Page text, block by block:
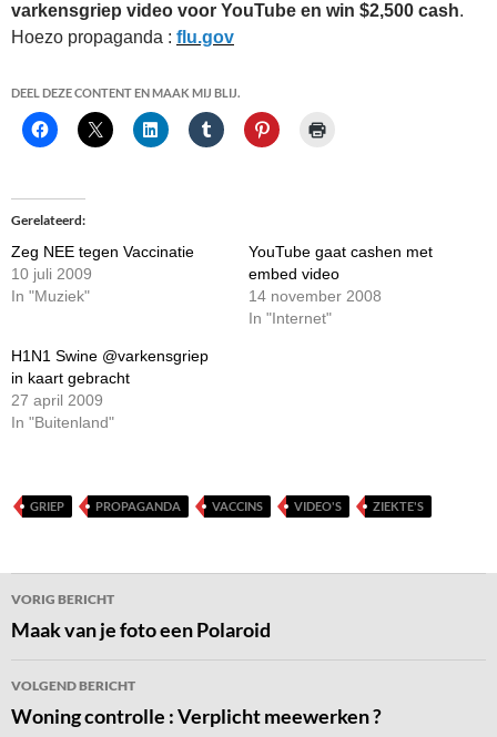
varkensgriep video voor YouTube en win $2,500 cash.
Hoezo propaganda : flu.gov
DEEL DEZE CONTENT EN MAAK MIJ BLIJ.
Gerelateerd
Zeg NEE tegen Vaccinatie
10 juli 2009
In "Muziek"
YouTube gaat cashen met
embed video
14 november 2008
In "Internet"
H1N1 Swine @varkensgriep
in kaart gebracht
27 april 2009
In "Buitenland"
GRIEP PROPAGANDA VACCINS VIDEO'S ZIEKTE'S
Bericht
navigatie
VORIG BERICHT
Maak van je foto een Polaroid
VOLGEND BERICHT
Woning controlle : Verplicht meewerken ?